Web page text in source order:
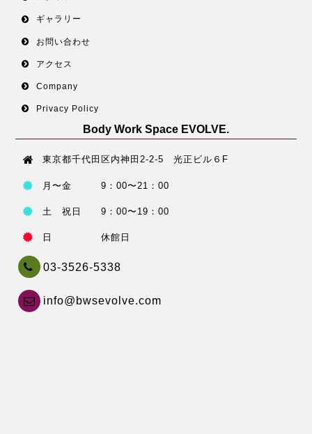
ギャラリー
お問い合わせ
アクセス
Company
Privacy Policy
Body Work Space EVOLVE.
東京都千代田区内神田2-2-5 光正ビル６F
月〜金 9：00〜21：00
土 祝日 9：00〜19：00
日 休館日
03-3526-5338
info@bwsevolve.com